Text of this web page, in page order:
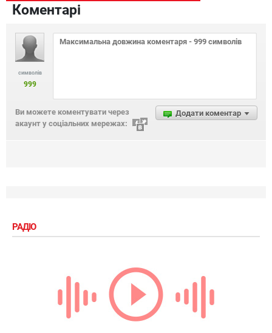
Коментарі
символів
999
Додати коментар
Ви можете коментувати через
акаунт у соціальних мережах:
РАДІО